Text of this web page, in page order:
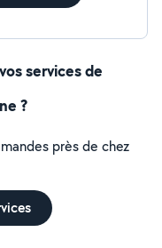
services de
?
près de chez